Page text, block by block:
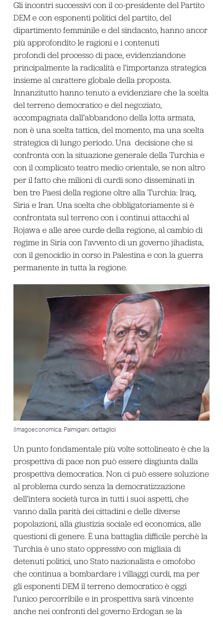
Gli incontri successivi con il co-presidente del Partito
DEM e con esponenti politici del partito, del
dipartimento femminile e del sindacato, hanno ancor
più approfondito le ragioni e i contenuti
profondi del processo di pace, evidenziandone
principalmente la radicalità e l’importanza strategica
insieme al carattere globale della proposta.
Innanzitutto hanno tenuto a evidenziare che la scelta
del terreno democratico e del negoziato,
accompagnata dall’abbandono della lotta armata,
non è una scelta tattica, del momento, ma una scelta
strategica di lungo periodo. Una decisione che si
confronta con la situazione generale della Turchia e
con il complicato teatro medio orientale, se non altro
per il fatto che milioni di curdi sono disseminati in
ben tre Paesi della regione oltre alla Turchia: Iraq,
Siria e Iran. Una scelta che obbligatoriamente si è
confrontata sul terreno con i continui attacchi al
Rojawa e alle aree curde della regione, al cambio di
regime in Siria con l’avvento di un governo jihadista,
con il genocidio in corso in Palestina e con la guerra
permanente in tutta la regione.
(Imagoeconomica, Palmigiani, dettaglio)
Un punto fondamentale più volte sottolineato è che la
prospettiva di pace non può essere disgiunta dalla
prospettiva democratica. Non ci può essere soluzione
al problema curdo senza la democratizzazione
dell’intera società turca in tutti i suoi aspetti, che
vanno dalla parità dei cittadini e delle diverse
popolazioni, alla giustizia sociale ed economica, alle
questioni di genere. È una battaglia difficile perchè la
Turchia è uno stato oppressivo con migliaia di
detenuti politici, uno Stato nazionalista e omofobo
che continua a bombardare i villaggi curdi, ma per
gli esponenti DEM il terreno democratico è oggi
l’unico percorribile e in prospettiva sarà vincente
anche nei confronti del governo Erdogan se la